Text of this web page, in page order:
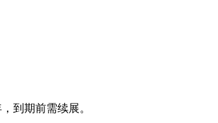
到期前需续展。